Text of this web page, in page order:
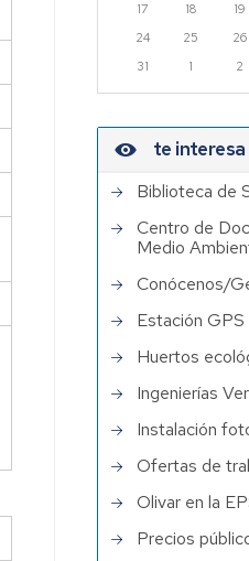
Institutos
de
EPS
17
18 19
24
25 26
31
1 2
te interesa
Biblioteca de
Centro de
Medio
Conócenos/
Estación GPS
Huertos
Ingenierías
Instalación
Ofertas de
Olivar en la
Precios